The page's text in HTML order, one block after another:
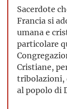
Sacerdote
Francia si
umana e
particolare
Cristiane,
tribolazioni,
al popolo di